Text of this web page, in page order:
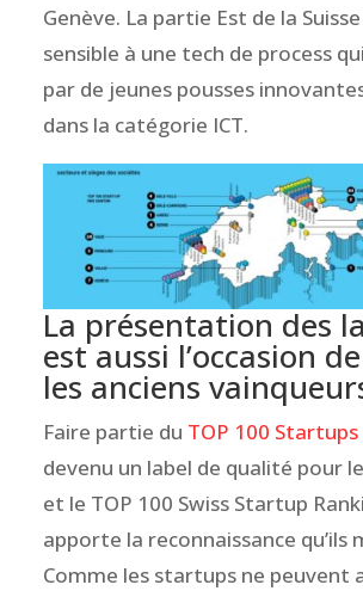
Genève. La partie Est de la
sensible à une tech de process
par de jeunes pousses
dans la catégorie ICT.
La présentation des
est aussi l’occasion
les anciens
Faire partie du TOP 100 Startups
devenu un label de qualité pour
et le TOP 100 Swiss Startup
apporte la reconnaissance qu’ils
Comme les startups ne peuvent